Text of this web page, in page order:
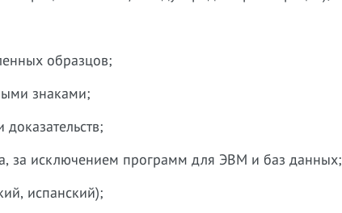
образцов;
знаками;
за исключением программ для ЭВМ и баз данных;
испанский);